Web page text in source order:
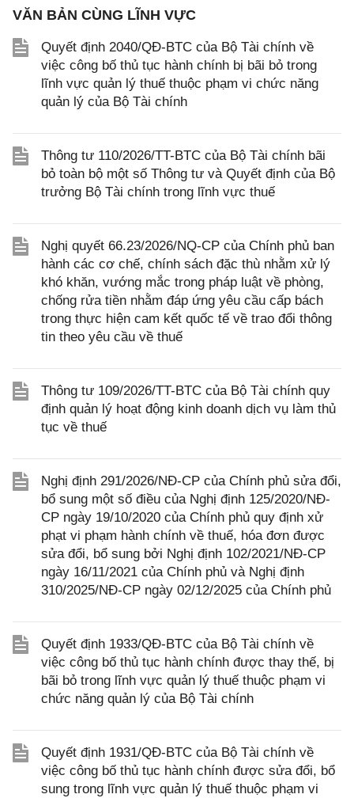
VĂN BẢN CÙNG LĨNH VỰC
Quyết định 2040/QĐ-BTC của Bộ Tài chính về
việc công bố thủ tục hành chính bị bãi bỏ trong
lĩnh vực quản lý thuế thuộc phạm vi chức năng
quản lý của Bộ Tài chính
Thông tư 110/2026/TT-BTC của Bộ Tài chính bãi
bỏ toàn bộ một số Thông tư và Quyết định của Bộ
trưởng Bộ Tài chính trong lĩnh vực thuế
Nghị quyết 66.23/2026/NQ-CP của Chính phủ ban
hành các cơ chế, chính sách đặc thù nhằm xử lý
khó khăn, vướng mắc trong pháp luật về phòng,
chống rửa tiền nhằm đáp ứng yêu cầu cấp bách
trong thực hiện cam kết quốc tế về trao đổi thông
tin theo yêu cầu về thuế
Thông tư 109/2026/TT-BTC của Bộ Tài chính quy
định quản lý hoạt động kinh doanh dịch vụ làm thủ
tục về thuế
Nghị định 291/2026/NĐ-CP của Chính phủ sửa đổi,
bổ sung một số điều của Nghị định 125/2020/NĐ-
CP ngày 19/10/2020 của Chính phủ quy định xử
phạt vi phạm hành chính về thuế, hóa đơn được
sửa đổi, bổ sung bởi Nghị định 102/2021/NĐ-CP
ngày 16/11/2021 của Chính phủ và Nghị định
310/2025/NĐ-CP ngày 02/12/2025 của Chính phủ
Quyết định 1933/QĐ-BTC của Bộ Tài chính về
việc công bố thủ tục hành chính được thay thế, bị
bãi bỏ trong lĩnh vực quản lý thuế thuộc phạm vi
chức năng quản lý của Bộ Tài chính
Quyết định 1931/QĐ-BTC của Bộ Tài chính về
việc công bố thủ tục hành chính được sửa đổi, bổ
sung trong lĩnh vực quản lý thuế thuộc phạm vi